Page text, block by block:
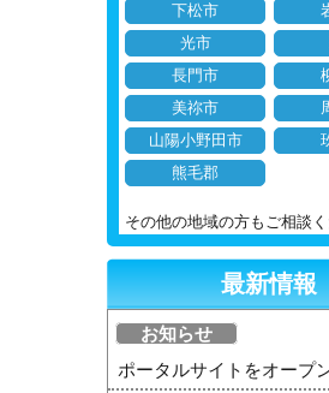
下松市
光市
長門市
美祢市
山陽小野田市
熊毛郡
その他の地域の方もご相談く
最新情報
お知らせ
ポータルサイトをオープ